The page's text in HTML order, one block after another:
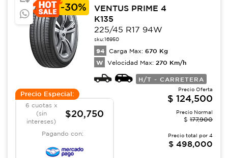
-30%
VENTUS PRIME 4
K135
225/45 R17 94W
sku:16950
94 Carga Max: 670 Kg
W Velocidad Max: 270 Km/h
H/T - CARRETERA
Precio Especial:
6 cuotas x
(sin
intereses)
$20,750
Pagando con:
Precio Oferta
$ 124,500
Precio Normal
$ 177,900
Precio total por 4
$ 498,000